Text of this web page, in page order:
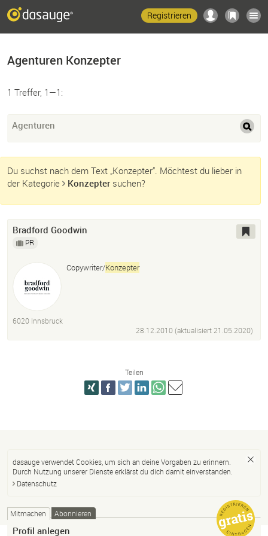
Registrieren
Agenturen Konzepter
1 Treffer, 1—1:
Agenturen
Du suchst nach dem Text „Konzepter“. Möchtest du lieber in
der Kategorie
Konzepter suchen?
Bradford Goodwin
PR
Copywriter/Konzepter
6020 Innsbruck
28.12.2010 (aktualisiert21.05.2020)
Teilen
dasauge verwendet Cookies, um sich an deine Vorgaben zu erinnern.
Durch Nutzung unserer Dienste erklärst du dich damit einverstanden.
Datenschutz
Mitmachen Abonnieren
Profil anlegen